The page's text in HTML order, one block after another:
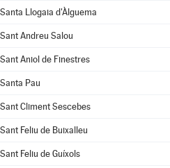
Santa Llogaia d'Àlguema
Sant Andreu Salou
Sant Aniol de Finestres
Santa Pau
Sant Climent Sescebes
Sant Feliu de Buixalleu
Sant Feliu de Guíxols